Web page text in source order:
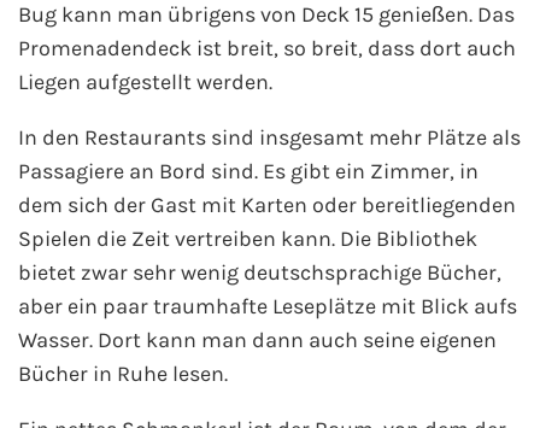
Bug kann man übrigens von Deck 15 genießen. Das
Promenadendeck ist breit, so breit, dass dort auch
Liegen aufgestellt werden.
In den Restaurants sind insgesamt mehr Plätze als
Passagiere an Bord sind. Es gibt ein Zimmer, in
dem sich der Gast mit Karten oder bereitliegenden
Spielen die Zeit vertreiben kann. Die Bibliothek
bietet zwar sehr wenig deutschsprachige Bücher,
aber ein paar traumhafte Leseplätze mit Blick aufs
Wasser. Dort kann man dann auch seine eigenen
Bücher in Ruhe lesen.